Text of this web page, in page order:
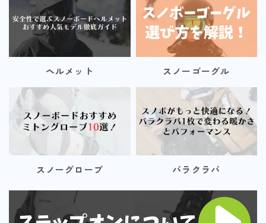
ヘルメット スノーゴーグル
スノーグローブ バラクラバ